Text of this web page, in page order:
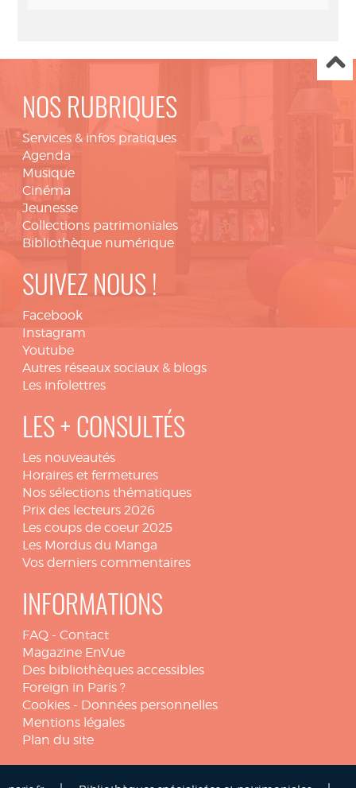
NOS RUBRIQUES
Services & infos pratiques
Agenda
Musique
Cinéma
Jeunesse
Collections patrimoniales
Bibliothèque numérique
SUIVEZ NOUS !
Facebook
Instagram
Youtube
Autres réseaux sociaux & blogs
Les infolettres
LES + CONSULTÉS
Les nouveautés
Horaires et fermetures
Nos sélections thématiques
Prix des lecteurs 2026
Les coups de coeur 2025
Les Mordus du Manga
Vos derniers commentaires
INFORMATIONS
FAQ - Contact
Magazine EnVue
Des bibliothèques accessibles
Foreign in Paris ?
Cookies - Données personnelles
Mentions légales
Plan du site